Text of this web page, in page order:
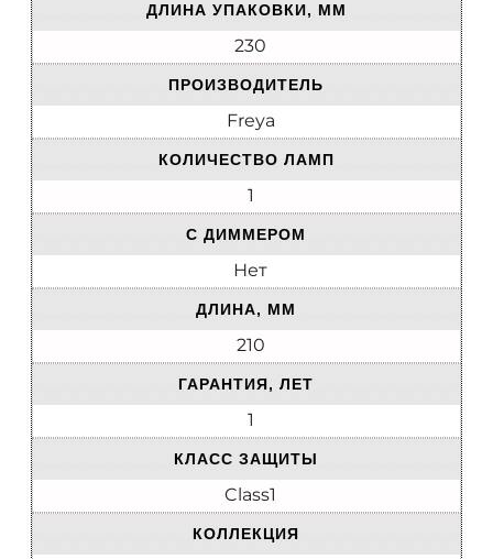
ДЛИНА УПАКОВКИ, ММ
230
ПРОИЗВОДИТЕЛЬ
Freya
КОЛИЧЕСТВО ЛАМП
1
С ДИММЕРОМ
Нет
ДЛИНА, ММ
210
ГАРАНТИЯ, ЛЕТ
1
КЛАСС ЗАЩИТЫ
Class1
КОЛЛЕКЦИЯ